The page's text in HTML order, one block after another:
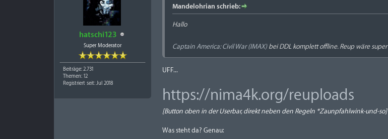
hatschi123
Super Moderator
Beiträge: 2.731
Themen: 12
Registriert seit: Jul 2018
Mandelohrian schrieb:
Hallo
Captain America: Civil War (IMAX)bei DDL komplett offline. Reup wäre super
UFF...
https://nima4k.org/reuploads
[Button oben in der Userbar, direkt neben den Regeln *Zaunpfahlwink-und-so]
Was steht da? Genau: